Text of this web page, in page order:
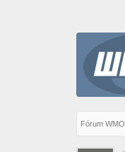
Fórum WMO